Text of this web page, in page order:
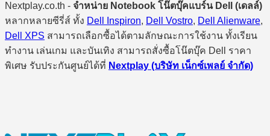
Nextplay.co.th - จำหน่าย Notebook โน๊ตบุ๊คแบร์น Dell (เดลล์)
หลากหลายซีรี่ส์ ทั้ง Dell Inspiron, Dell Vostro, Dell Alienware,
Dell XPS สามารถเลือกซื้อได้ตามลักษณะการใช้งาน ทั้งเรียน
ทำงาน เล่นเกม และบันเทิง สามารถสั่งซื้อโน๊ตบุ๊ค Dell ราคา
พิเศษ รับประกันศูนย์ได้ที่ Nextplay (บริษัท เน็กซ์เพลย์ จำกัด)